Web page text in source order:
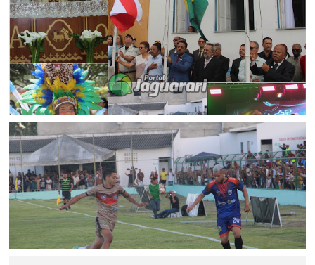
FESTEJOS
Jaguarari celebra centenário com missa, ato cívico e
programação comemorativa